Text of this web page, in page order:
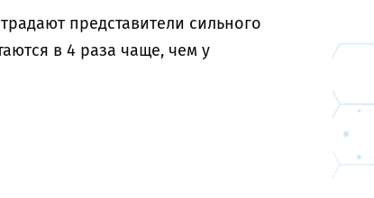
представители сильного
в 4 раза чаще, чем у